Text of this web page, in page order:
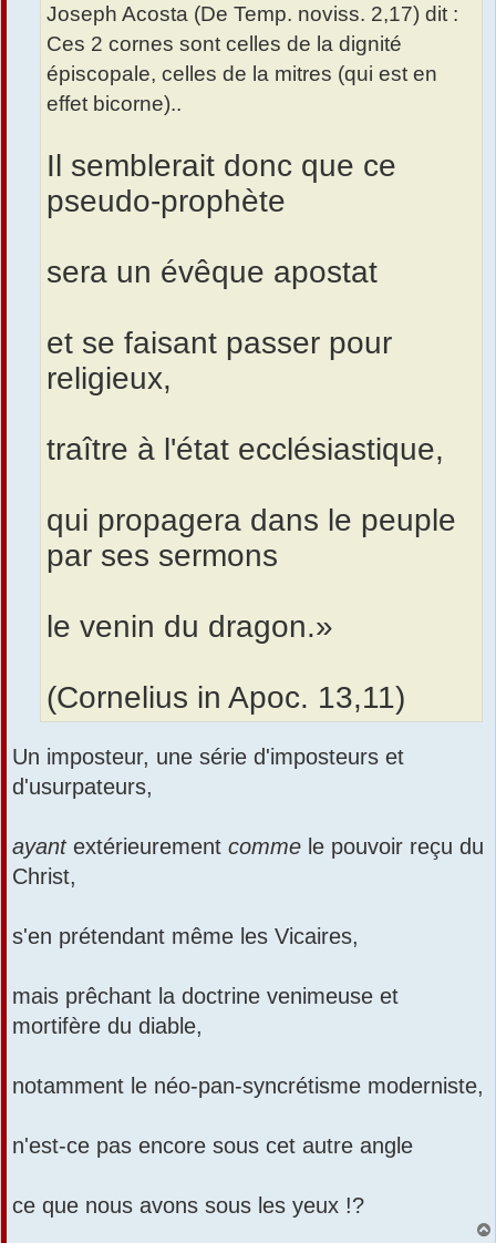
Joseph Acosta (De Temp. noviss. 2,17) dit :
Ces 2 cornes sont celles de la dignité
épiscopale, celles de la mitres (qui est en
effet bicorne)..
Il semblerait donc que ce
pseudo-prophète
sera un évêque apostat
et se faisant passer pour
religieux,
traître à l'état ecclésiastique,
qui propagera dans le peuple
par ses sermons
le venin du dragon.»
(Cornelius in Apoc. 13,11)
Un imposteur, une série d'imposteurs et
d'usurpateurs,
ayantextérieurement comme le pouvoir reçu du
Christ,
s'en prétendant même les Vicaires,
mais prêchant la doctrine venimeuse et
mortifère du diable,
notamment le néo-pan-syncrétisme moderniste,
n'est-ce pas encore sous cet autre angle
ce que nous avons sous les yeux !?